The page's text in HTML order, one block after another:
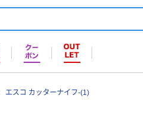
エスコ カッターナイフ-(1)